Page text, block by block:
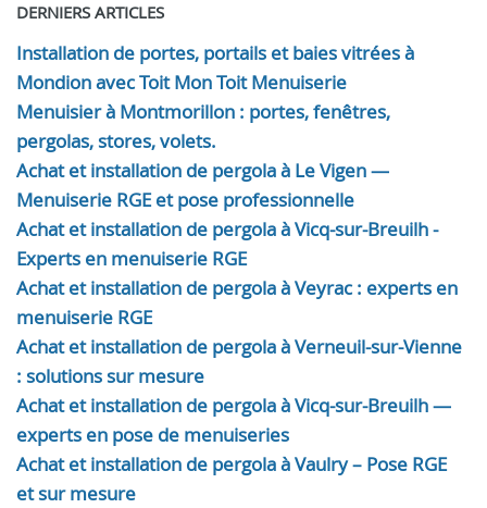
DERNIERS ARTICLES
Installation de portes, portails et baies vitrées à
Mondion avec Toit Mon Toit Menuiserie
Menuisier à Montmorillon : portes, fenêtres,
pergolas, stores, volets.
Achat et installation de pergola à Le Vigen —
Menuiserie RGE et pose professionnelle
Achat et installation de pergola à Vicq-sur-Breuilh -
Experts en menuiserie RGE
Achat et installation de pergola à Veyrac : experts en
menuiserie RGE
Achat et installation de pergola à Verneuil-sur-Vienne
: solutions sur mesure
Achat et installation de pergola à Vicq-sur-Breuilh —
experts en pose de menuiseries
Achat et installation de pergola à Vaulry – Pose RGE
et sur mesure